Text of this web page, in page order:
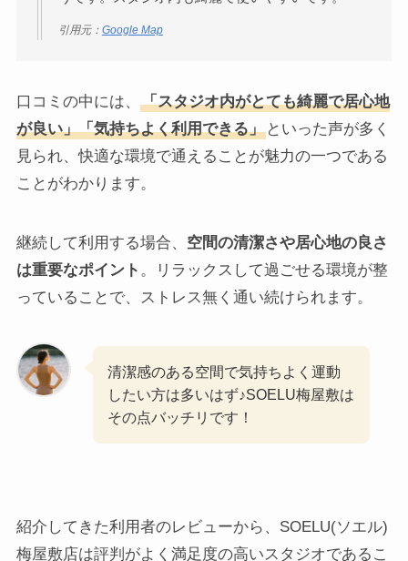
引用元： Google Map
口コミの中には、
「スタジオ内がとても綺麗で居心地
が良い」「気持ちよく利用できる」といった声が多く
見られ、快適な環境で通えることが魅力の一つである
ことがわかります。
継続して利用する場合、 空間の清潔さや居心地の良さ
は重要なポイント 。リラックスして過ごせる環境が整
っていることで、ストレス無く通い続けられます。
清潔感のある空間で気持ちよく運動
したい方は多いはず♪SOELU梅屋敷は
その点バッチリです！
紹介してきた利用者のレビューから、SOELU(ソエル)
梅屋敷店は評判がよく満足度の高いスタジオであるこ